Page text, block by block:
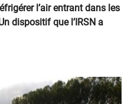
l’air entrant dans les
dispositif que l’IRSN a